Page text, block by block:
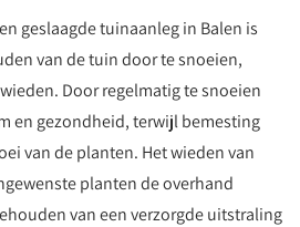
geslaagde tuinaanleg in Balen is
van de tuin door te snoeien,
Door regelmatig te snoeien
en gezondheid, terwijl bemesting
van de planten. Het wieden van
planten de overhand
van een verzorgde uitstraling